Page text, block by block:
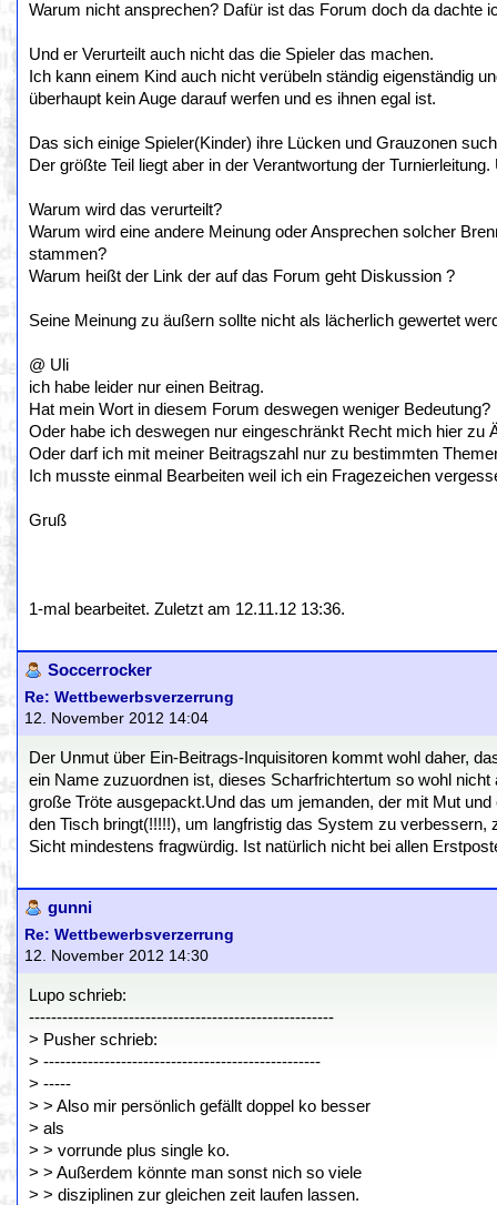
Warum nicht ansprechen? Dafür ist das Forum doch da dachte
Und er Verurteilt auch nicht das die Spieler das machen.
Ich kann einem Kind auch nicht verübeln ständig eigenständig
überhaupt kein Auge darauf werfen und es ihnen egal ist.
Das sich einige Spieler(Kinder) ihre Lücken und Grauzonen
Der größte Teil liegt aber in der Verantwortung der
Warum wird das verurteilt?
Warum wird eine andere Meinung oder Ansprechen solcher
stammen?
Warum heißt der Link der auf das Forum geht Diskussion ?
Seine Meinung zu äußern sollte nicht als lächerlich gewertet
@ Uli
ich habe leider nur einen Beitrag.
Hat mein Wort in diesem Forum deswegen weniger Bedeutung?
Oder habe ich deswegen nur eingeschränkt Recht mich hier zu
Oder darf ich mit meiner Beitragszahl nur zu bestimmten
Ich musste einmal Bearbeiten weil ich ein Fragezeichen
Gruß
1-mal bearbeitet. Zuletzt am 12.11.12 13:36.
Soccerrocker
Re: Wettbewerbsverzerrung
12. November 2012 14:04
Der Unmut über Ein-Beitrags-Inquisitoren kommt wohl daher,
ein Name zuzuordnen ist, dieses Scharfrichtertum so wohl
große Tröte ausgepackt.Und das um jemanden, der mit Mut
den Tisch bringt(!!!!!), um langfristig das System zu
Sicht mindestens fragwürdig. Ist natürlich nicht bei allen
gunni
Re: Wettbewerbsverzerrung
12. November 2012 14:30
Lupo schrieb:
-------------------------------------------------------
> Pusher schrieb:
> --------------------------------------------------
> -----
> > Also mir persönlich gefällt doppel ko besser
> als
> > vorrunde plus single ko.
> > Außerdem könnte man sonst nich so viele
> > disziplinen zur gleichen zeit laufen lassen.